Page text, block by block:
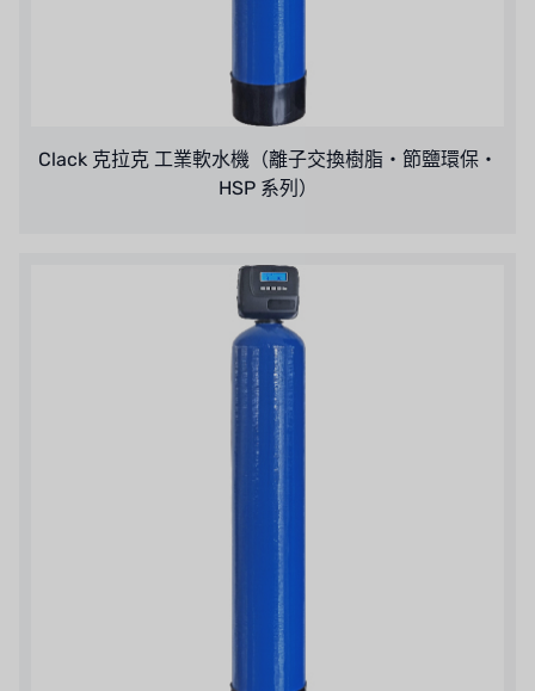
Clack 克拉克 工業軟水機（離子交換樹脂・節鹽環保・
HSP 系列）